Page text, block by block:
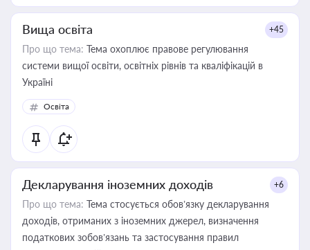
Вища освіта +45
Про що тема: Тема охоплює правове регулювання
системи вищої освіти, освітніх рівнів та кваліфікацій в
Україні
Освіта
Декларування іноземних доходів +6
Про що тема: Тема стосується обов’язку декларування
доходів, отриманих з іноземних джерел, визначення
податкових зобов’язань та застосування правил